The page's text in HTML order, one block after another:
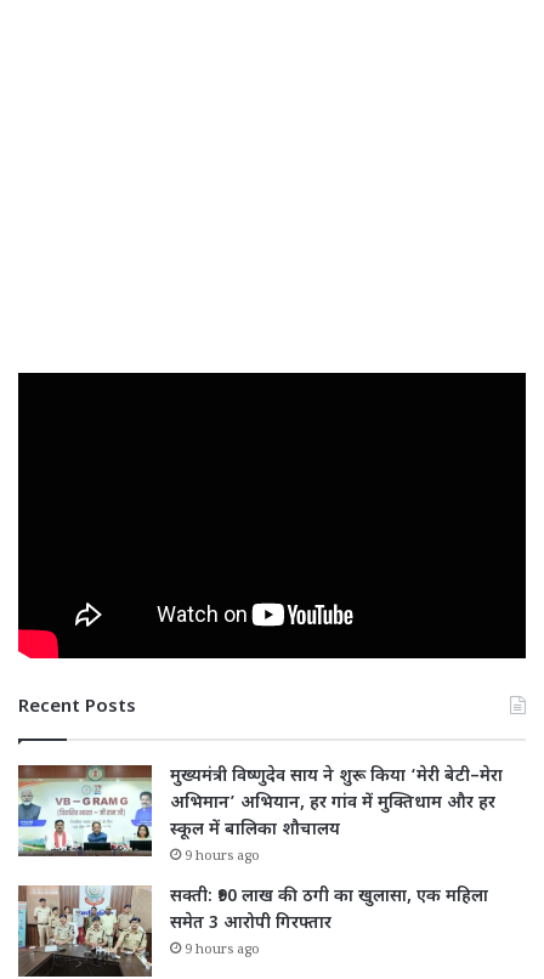
Recent Posts
मुख्यमंत्री विष्णुदेव साय ने शुरू किया ‘मेरी बेटी–मेरा
अभिमान’ अभियान, हर गांव में मुक्तिधाम और हर
स्कूल में बालिका शौचालय
9 hours ago
सक्ती: ₹90 लाख की ठगी का खुलासा, एक महिला
समेत 3 आरोपी गिरफ्तार
9 hours ago